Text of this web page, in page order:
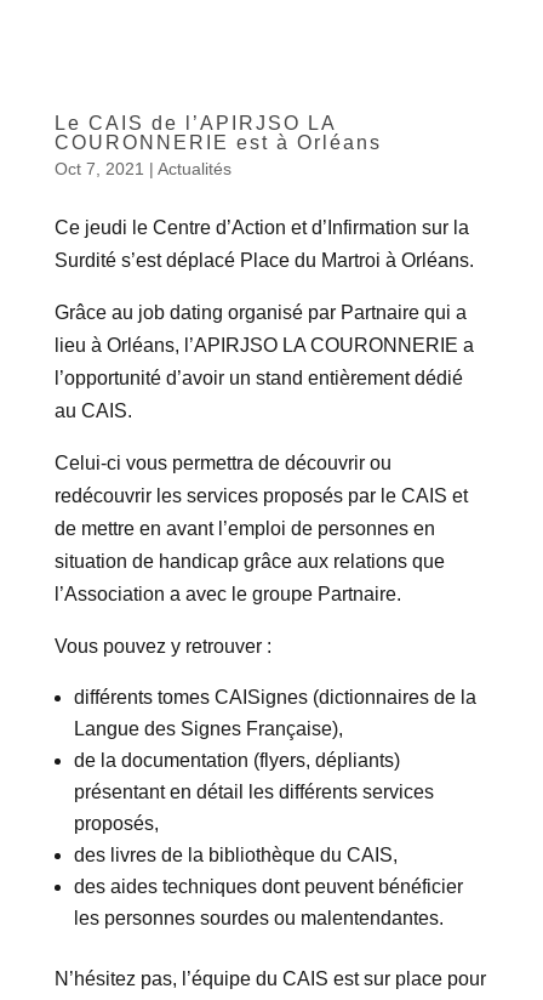
Le CAIS de l’APIRJSO LA
COURONNERIE est à Orléans
Oct 7, 2021 | Actualités
Ce jeudi le Centre d’Action et d’Infirmation sur la
Surdité s’est déplacé Place du Martroi à Orléans.
Grâce au job dating organisé par Partnaire qui a
lieu à Orléans, l’APIRJSO LA COURONNERIE a
l’opportunité d’avoir un stand entièrement dédié
au CAIS.
Celui-ci vous permettra de découvrir ou
redécouvrir les services proposés par le CAIS et
de mettre en avant l’emploi de personnes en
situation de handicap grâce aux relations que
l’Association a avec le groupe Partnaire.
Vous pouvez y retrouver :
différents tomes CAISignes (dictionnaires de la
Langue des Signes Française),
de la documentation (flyers, dépliants)
présentant en détail les différents services
proposés,
des livres de la bibliothèque du CAIS,
des aides techniques dont peuvent bénéficier
les personnes sourdes ou malentendantes.
N’hésitez pas, l’équipe du CAIS est sur place pour